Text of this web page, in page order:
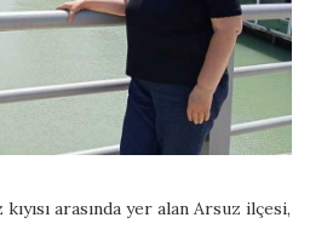
arasında yer alan Arsuz ilçesi,